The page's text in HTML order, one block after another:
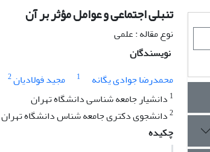
تنبلى اجتماعى و عوامل مؤثر بر آن
نوع مقاله : علمی
نویسندگان
محمدرضا جوادى یگانه
1 مجید فولادیان2
1 دانشیار جامعه شناسى دانشگاه تهران
2دانشجوى دکترى جامعه شناس دانشگاه تهران
چکیده